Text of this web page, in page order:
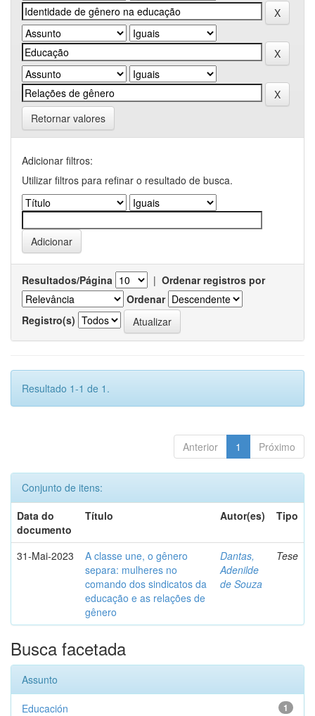
Retornar valores
Adicionar filtros:
Utilizar filtros para refinar o resultado de busca.
Resultados/Página | Ordenar registros por
Ordenar
Registro(s)
Resultado 1-1 de 1.
Anterior 1 Próximo
Conjunto de itens:
Data do
documento
Título Autor(es) Tipo
31-Mai-2023
A classe une, o gênero
separa: mulheres no
comando dos sindicatos da
educação e as relações de
gênero
Dantas,
Adenilde
de Souza
Tese
Busca facetada
Assunto
1
Educación